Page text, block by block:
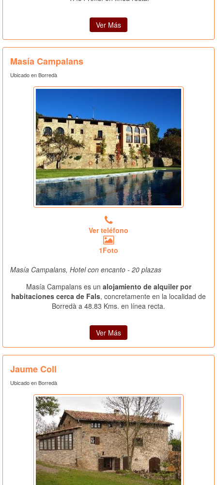
Ver Más
Masía Campalans
Ubicado en Borredà
Ver teléfono
1Foto
Masía Campalans, Hotel con encanto - 20 plazas
Masía Campalans es un alojamiento de alquiler por
habitaciones cerca de Fals, concretamente en la localidad de
Borredà a 48.83 Kms. en línea recta.
Ver Más
Jaume Coll
Ubicado en Borredà